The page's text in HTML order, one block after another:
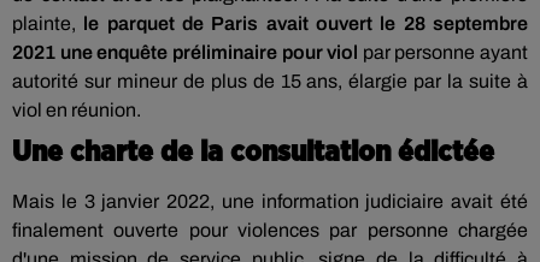
plainte, le parquet de Paris avait ouvert le 28 septembre
2021 une enquête préliminaire pour viol par personne ayant
autorité sur mineur de plus de 15 ans, élargie par la suite à
viol en réunion.
Une charte de la consultation édictée
Mais le 3 janvier 2022, une information judiciaire avait été
finalement ouverte pour violences par personne chargée